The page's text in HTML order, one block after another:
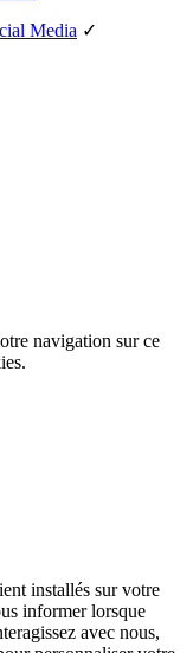
Media ✓
navigation sur ce
installés sur votre
informer lorsque
avec nous,